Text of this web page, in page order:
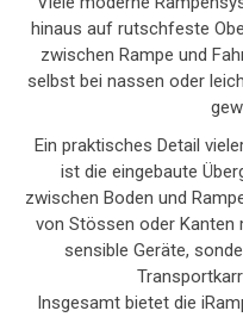
hinaus auf rutschfeste
zwischen Rampe und
selbst bei nassen oder
Ein praktisches Detail
ist die eingebaute
zwischen Boden und
von Stössen oder
sensible Geräte,
Insgesamt bietet die